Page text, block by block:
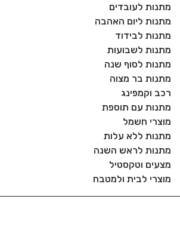
מתנות לעובדים
מתנות ליום האהבה
מתנות לבידוד
מתנות לשבועות
מתנות לסוף שנה
מתנות בר מצוה
רכב וקמפינג
מתנות עם תוספת
מוצרי חשמל
מתנות ללא עלות
מתנות לראש השנה
מצעים וטקסטיל
מוצרי לבית ולמטבח